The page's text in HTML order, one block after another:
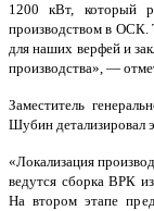
1200 кВт, который
производством в ОСК.
для наших верфей и
производства», —
Заместитель
Шубин детализировал
«Локализация
ведутся сборка ВРК
На втором этапе